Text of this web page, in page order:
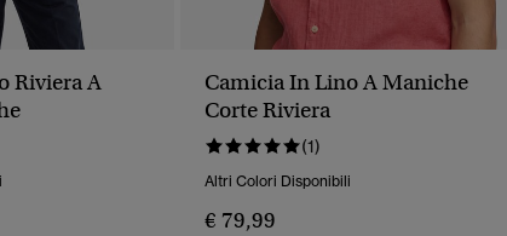
Riviera A
Camicia In Lino A Maniche
Corte Riviera
(1)
Altri Colori Disponibili
€ 79,99